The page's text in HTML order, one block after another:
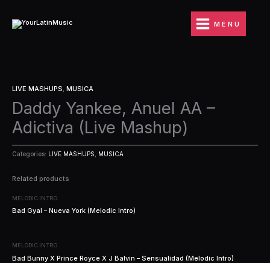
contenido
MENU
LIVE MASHUPS, MUSICA
Daddy Yankee, Anuel AA –
Adictiva (Live Mashup)
Categories: LIVE MASHUPS, MUSICA
Related products
MELODIC INTRO
Bad Gyal – Nueva York (Melodic Intro)
MELODIC INTRO
Bad Bunny X Prince Royce X J Balvin – Sensualidad (Melodic Intro)